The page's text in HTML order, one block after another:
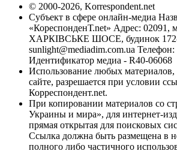
© 2000-2026, Korrespondent.net
Субъект в сфере онлайн-медиа
«КореспонденТ.net» Адрес: 02091,
ХАРКІВСЬКЕ ШОСЕ, будинок 172-
sunlight@mediadim.com.ua Телефон:
Идентификатор медиа - R40-06068
Использование любых
сайте, разрешается при условии
Корреспондент.net.
При копировании материалов со
Украины и мира», для интернет-
прямая открытая для поисковых
Ссылка должна быть размещена в
полного либо частичного